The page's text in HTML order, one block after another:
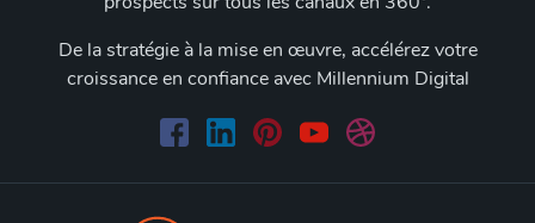
De la stratégie à la mise en œuvre, accélérez votre
croissance en confiance avec Millennium Digital